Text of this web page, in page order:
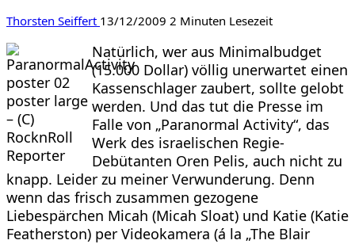
Thorsten Seiffert 13/12/2009 2 Minuten Lesezeit
Natürlich, wer aus Minimalbudget
(15.000 Dollar) völlig unerwartet einen
Kassenschlager zaubert, sollte gelobt
werden. Und das tut die Presse im
Falle von „Paranormal Activity“, das
Werk des israelischen Regie-
Debütanten Oren Pelis, auch nicht zu
knapp. Leider zu meiner Verwunderung. Denn
wenn das frisch zusammen gezogene
Liebespärchen Micah (Micah Sloat) und Katie (Katie
Featherston) per Videokamera (á la „The Blair